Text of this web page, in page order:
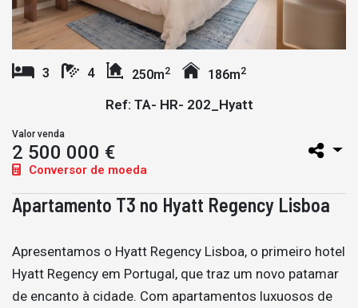
3 4 250m2 186m2
Ref: TA- HR- 202_Hyatt
Valor venda
2 500 000 €
Conversor de moeda
Apartamento T3 no Hyatt Regency Lisboa
Apresentamos o Hyatt Regency Lisboa, o primeiro hotel
Hyatt Regency em Portugal, que traz um novo patamar
de encanto à cidade. Com apartamentos luxuosos de